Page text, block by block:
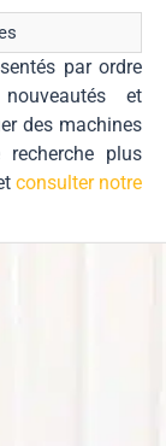
par ordre
et
des machines
plus
consulter notre